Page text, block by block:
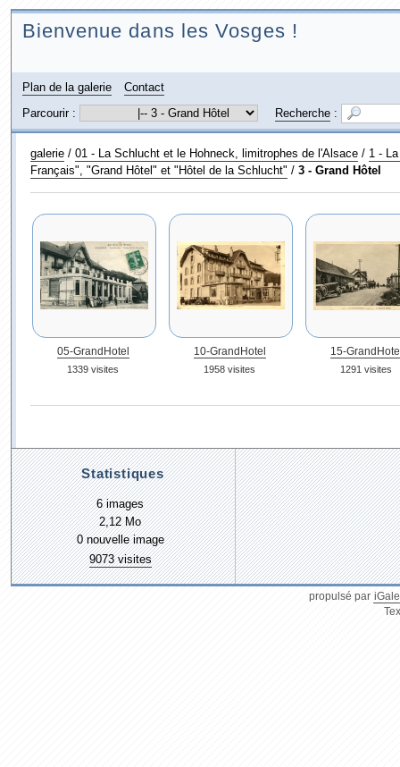
Bienvenue dans les Vosges !
Plan de la galerie
Contact
Parcourir :
Recherche:
galerie/ 01 - La Schlucht et le Hohneck, limitrophes de l'Alsace/ 1 -
Français", "Grand Hôtel" et "Hôtel de la Schlucht" / 3 - Grand Hôtel
05-GrandHotel
1339 visites
10-GrandHotel
1958 visites
15-
1291 visites
Statistiques
6 images
2,12 Mo
0 nouvelle image
9073 visites
propulsé par